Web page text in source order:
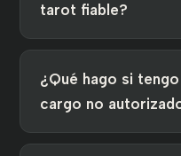
tarot fiable?
¿Qué hago si
cargo no